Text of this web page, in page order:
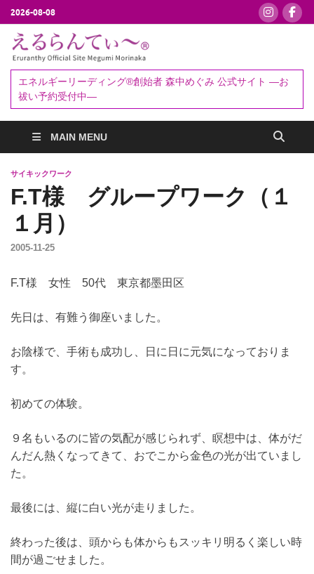
2026-08-08
ぃ～®
予約受付中
エネルギーリーディング®創始者 森中めぐみ 公式サイト ―お
祓い予約受付中―
MAIN MENU
サイキックワーク
F.T様 グループワーク（１
１月）
2005-11-25
F.T様 女性 50代 東京都墨田区
先日は、有難う御座いました。
お陰様で、手術も成功し、日に日に元気になっておりま
す。
初めての体験。
９名もいるのに皆の気配が感じられず、瞑想中は、体がだ
んだん熱くなってきて、おでこから金色の光が出ていまし
た。
最後には、縦に白い光が走りました。
終わった後は、頭からも体からもスッキリ明るく楽しい時
間が過ごせました。